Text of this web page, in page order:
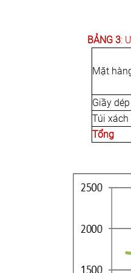
BẢNG 3:
Mặt
Giầy dép
Túi xách
Tổng